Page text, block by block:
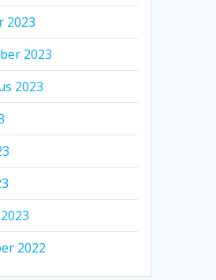
2023
2023
2023
2022